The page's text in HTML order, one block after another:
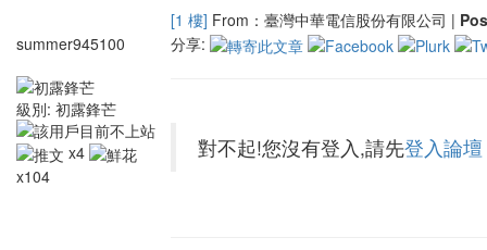
[1 樓] From：臺灣中華電信股份有限公司 |
summer945100
級別: 初露鋒芒
x4
x104
分享:
對不起!您沒有登入,請先登入論壇